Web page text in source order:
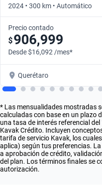
2024 • 300 km • Automático
Precio contado
$906,999
Desde $16,092 /mes*
Querétaro
* Las mensualidades mostradas
calculadas con base en un plazo
una tasa de interés referencial
Kavak Crédito. Incluyen
tarifa de servicio Kavak, los
aplica) según tus preferencias.
a aprobación de crédito,
del plan. Los términos finales se
autorización.